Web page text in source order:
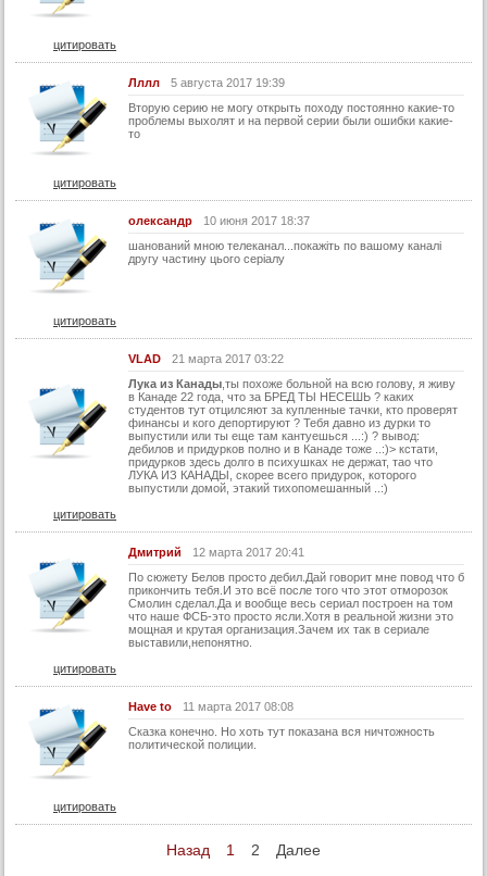
цитировать
Лллл
5 августа 2017 19:39
Вторую серию не могу открыть походу постоянно какие-то
проблемы выхолят и на первой серии были ошибки какие-
то
цитировать
олександр
10 июня 2017 18:37
шанований мною телеканал...покажіть по вашому каналі
другу частину цього серіалу
цитировать
VLAD
21 марта 2017 03:22
Лука из Канады ,ты похоже больной на всю голову, я живу
в Канаде 22 года, что за БРЕД ТЫ НЕСЕШЬ ? каких
студентов тут отцилсяют за купленные тачки, кто проверят
финансы и кого депортируют ? Тебя давно из дурки то
выпустили или ты еще там кантуешься ...:) ? вывод:
дебилов и придурков полно и в Канаде тоже ..:)> кстати,
придурков здесь долго в психушках не держат, тао что
ЛУКА ИЗ КАНАДЫ, скорее всего придурок, которого
выпустили домой, этакий тихопомешанный ..:)
цитировать
Дмитрий
12 марта 2017 20:41
По сюжету Белов просто дебил.Дай говорит мне повод что б
прикончить тебя.И это всё после того что этот отморозок
Смолин сделал.Да и вообще весь сериал построен на том
что наше ФСБ-это просто ясли.Хотя в реальной жизни это
мощная и крутая организация.Зачем их так в сериале
выставили,непонятно.
цитировать
Have to
11 марта 2017 08:08
Сказка конечно. Но хоть тут показана вся ничтожность
политической полиции.
цитировать
Назад 1 2 Далее